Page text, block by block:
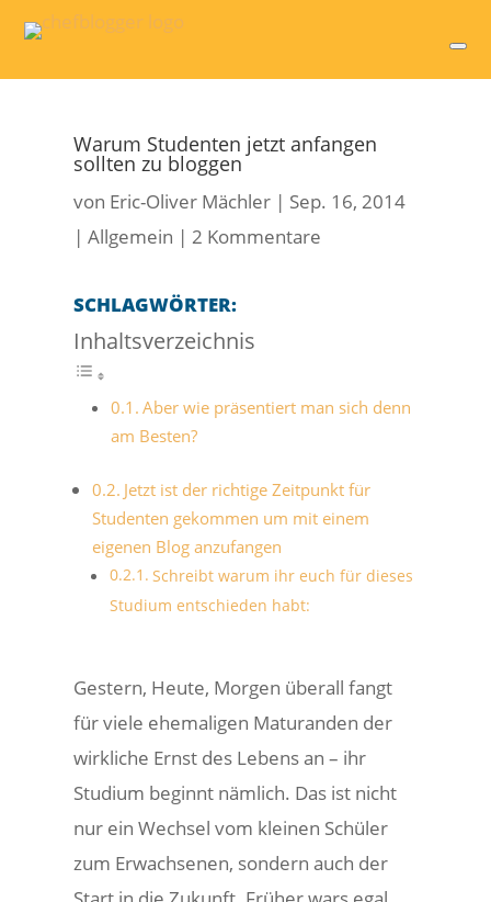
Warum Studenten jetzt anfangen
sollten zu bloggen
von Eric-Oliver Mächler | Sep. 16, 2014
|Allgemein |2 Kommentare
SCHLAGWÖRTER:
Inhaltsverzeichnis
Aber wie präsentiert man sich denn
am Besten?
Jetzt ist der richtige Zeitpunkt für
Studenten gekommen um mit einem
eigenen Blog anzufangen
Schreibt warum ihr euch für dieses
Studium entschieden habt:
Gestern, Heute, Morgen überall fangt
für viele ehemaligen Maturanden der
wirkliche Ernst des Lebens an – ihr
Studium beginnt nämlich. Das ist nicht
nur ein Wechsel vom kleinen Schüler
zum Erwachsenen, sondern auch der